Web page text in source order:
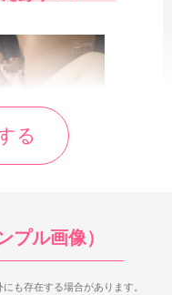
なのが特徴です。特に3
ーチョキパーも一部見ら
る
プル画像）
も存在する場合があります。